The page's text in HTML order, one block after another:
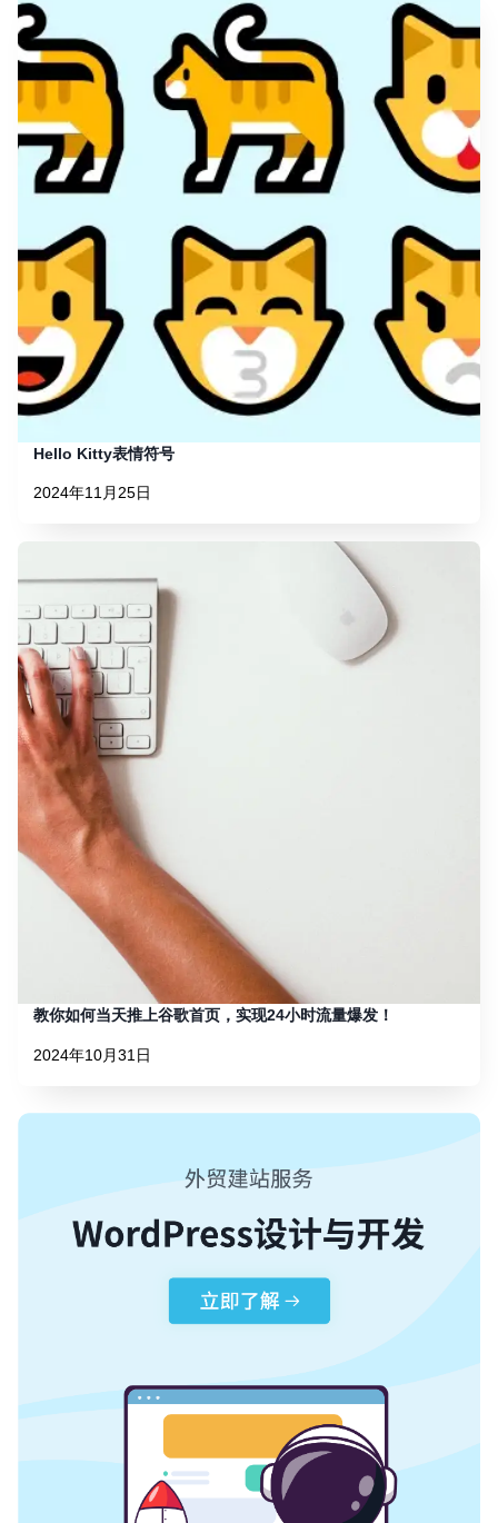
Hello Kitty表情符号
2024年11月25日
教你如何当天推上谷歌首页，实现24小时流量爆发！
2024年10月31日